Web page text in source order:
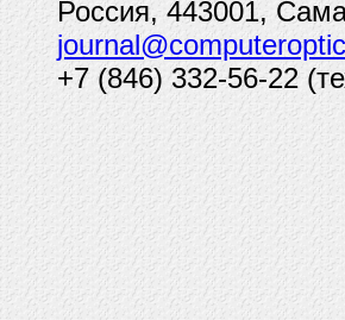
Россия, 443001,
+7 (846) 332-56-22